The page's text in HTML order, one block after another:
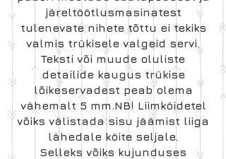
järeltöötlusmasinatest
tulenevate nihete tõttu ei tekiks
valmis trükisele valgeid servi.
Teksti või muude oluliste
detailide kaugus trükise
lõikeservadest peab olema
vähemalt 5 mm.NB! Liimköidetel
võiks välistada sisu jäämist liiga
lähedale köite seljale.
Selleks võiks kujunduses